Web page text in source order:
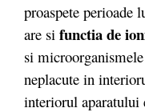
proaspete perioade
are si functia de
si
neplacute in
interiorul aparatului